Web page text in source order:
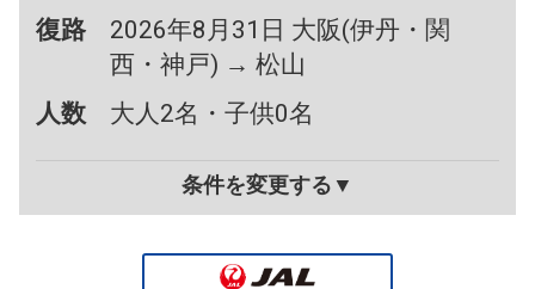
復路
2026年8月31日 大阪(伊丹・関
西・神戸) → 松山
人数
大人2名・子供0名
条件を変更する▼